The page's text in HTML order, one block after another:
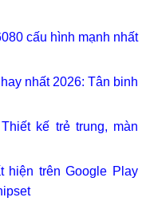
cấu hình mạnh nhất
nhất 2026: Tân binh
kế trẻ trung, màn
hiện trên Google Play